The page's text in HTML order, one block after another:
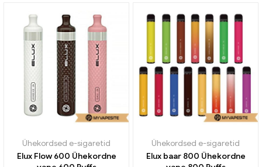
Ühekordsed e-sigaretid
Elux Flow 600 Ühekordne
Ühekordsed e-sigaretid
Elux baar 800 Ühekordne